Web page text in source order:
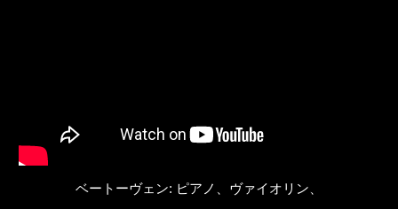
ベートーヴェン: ピアノ、ヴァイオリン、